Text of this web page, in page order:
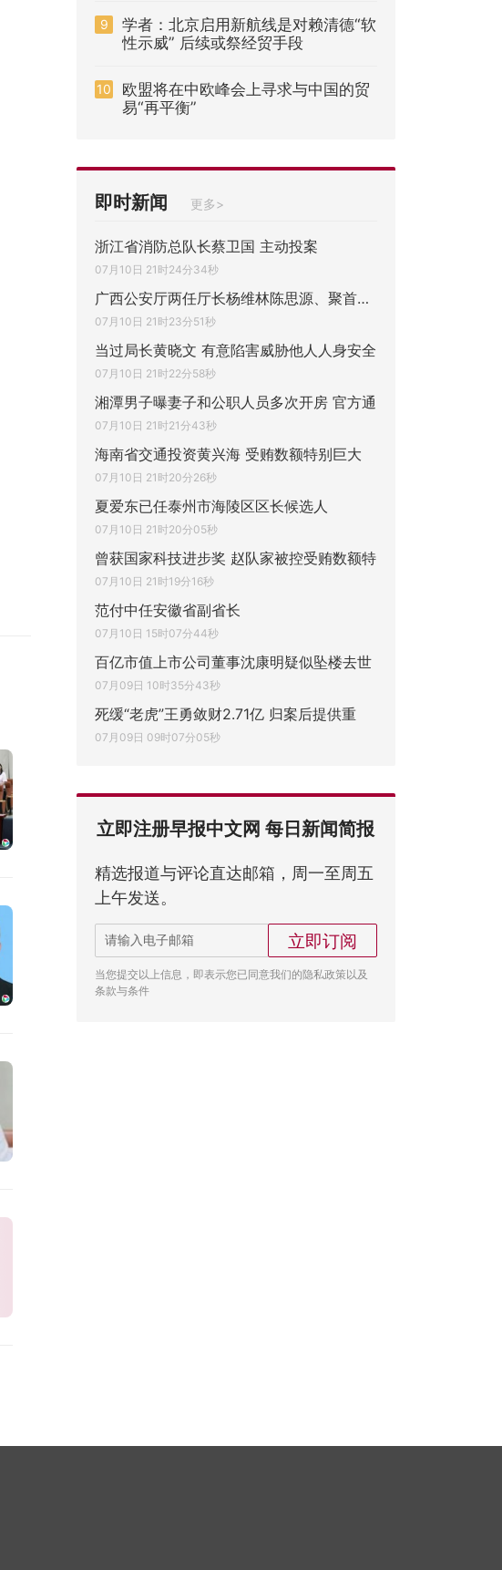
9
学者：北京启用新航线是对赖清德“软
性示威” 后续或祭经贸手段
10
欧盟将在中欧峰会上寻求与中国的贸
易“再平衡”
即时新闻 更多>
浙江省消防总队长蔡卫国 主动投案
07月10日 21时24分34秒
广西公安厅两任厅长杨维林陈思源、聚首公安
07月10日 21时23分51秒
当过局长黄晓文 有意陷害威胁他人人身安全
07月10日 21时22分58秒
湘潭男子曝妻子和公职人员多次开房 官方通
07月10日 21时21分43秒
海南省交通投资黄兴海 受贿数额特别巨大
07月10日 21时20分26秒
夏爱东已任泰州市海陵区区长候选人
07月10日 21时20分05秒
曾获国家科技进步奖 赵队家被控受贿数额特
07月10日 21时19分16秒
范付中任安徽省副省长
07月10日 15时07分44秒
百亿市值上市公司董事沈康明疑似坠楼去世
07月09日 10时35分43秒
死缓“老虎”王勇敛财2.71亿 归案后提供重
07月09日 09时07分05秒
立即注册早报中文网 每日新闻简报
精选报道与评论直达邮箱，周一至周五
上午发送。
立即订阅
当您提交以上信息，即表示您已同意我们的隐私政策以及
条款与条件